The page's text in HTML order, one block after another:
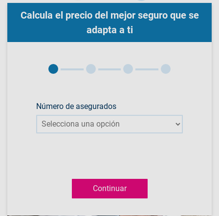
Calcula el precio del mejor seguro que se
adapta a ti
Número de asegurados